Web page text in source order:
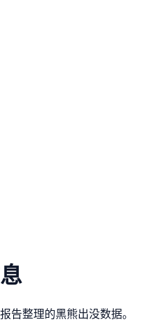
告整理的黑熊出没数据。